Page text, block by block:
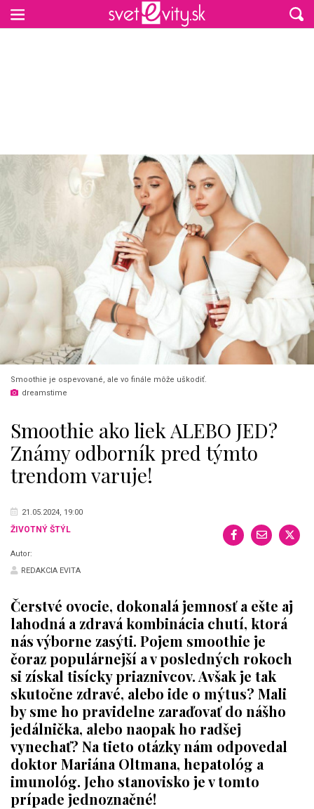
Smoothie je ospevované, ale vo finále môže uškodiť.
dreamstime
Smoothie ako liek ALEBO JED?
Známy odborník pred týmto
trendom varuje!
21.05.2024, 19:00
ŽIVOTNÝ ŠTÝL
Autor:
REDAKCIA EVITA
Čerstvé ovocie, dokonalá jemnosť a ešte aj
lahodná a zdravá kombinácia chutí, ktorá
nás výborne zasýti. Pojem smoothie je
čoraz populárnejší a v posledných rokoch
si získal tisícky priaznivcov. Avšak je tak
skutočne zdravé, alebo ide o mýtus? Mali
by sme ho pravidelne zaraďovať do nášho
jedálnička, alebo naopak ho radšej
vynechať? Na tieto otázky nám odpovedal
doktor Mariána Oltmana, hepatológ a
imunológ​. Jeho stanovisko je v tomto
prípade jednoznačné!